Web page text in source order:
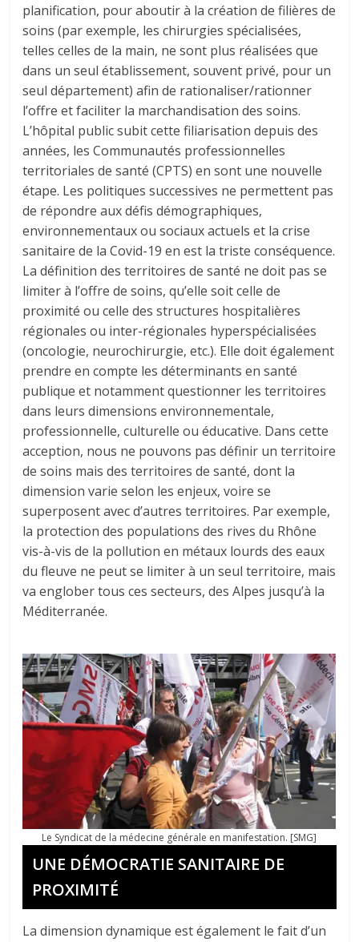
planification, pour aboutir à la création de filières de
soins (par exemple, les chirurgies spécialisées,
telles celles de la main, ne sont plus réalisées que
dans un seul établissement, souvent privé, pour un
seul département) afin de rationaliser/rationner
l’offre et faciliter la marchandisation des soins.
L’hôpital public subit cette filiarisation depuis des
années, les Communautés professionnelles
territoriales de santé (CPTS) en sont une nouvelle
étape. Les politiques successives ne permettent pas
de répondre aux défis démographiques,
environnementaux ou sociaux actuels et la crise
sanitaire de la Covid-19 en est la triste conséquence.
La définition des territoires de santé ne doit pas se
limiter à l’offre de soins, qu’elle soit celle de
proximité ou celle des structures hospitalières
régionales ou inter-régionales hyperspécialisées
(oncologie, neurochirurgie, etc.). Elle doit également
prendre en compte les déterminants en santé
publique et notamment questionner les territoires
dans leurs dimensions environnementale,
professionnelle, culturelle ou éducative. Dans cette
acception, nous ne pouvons pas définir un territoire
de soins mais des territoires de santé, dont la
dimension varie selon les enjeux, voire se
superposent avec d’autres territoires. Par exemple,
la protection des populations des rives du Rhône
vis-à-vis de la pollution en métaux lourds des eaux
du fleuve ne peut se limiter à un seul territoire, mais
va englober tous ces secteurs, des Alpes jusqu’à la
Méditerranée.
Le Syndicat de la médecine générale en manifestation. [SMG]
UNE DÉMOCRATIE SANITAIRE DE
PROXIMITÉ
La dimension dynamique est également le fait d’un